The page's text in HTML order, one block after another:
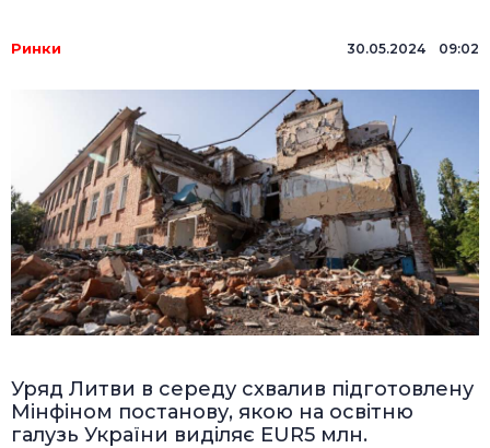
Ринки 30.05.2024 09:02
Уряд Литви в середу схвалив підготовлену
Мінфіном постанову, якою на освітню
галузь України виділяє EUR5 млн.